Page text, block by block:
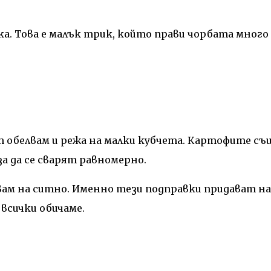
Това е малък трик, който прави чорбата много
и режа на малки кубчета. Картофите
да се сварят равномерно.
на ситно. Именно тези подправки придават на
обичаме.